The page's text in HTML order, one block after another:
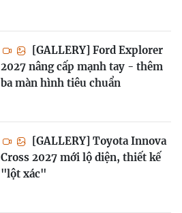
[GALLERY] Ford Explorer
2027 nâng cấp mạnh tay - thêm
ba màn hình tiêu chuẩn
[GALLERY] Toyota Innova
Cross 2027 mới lộ diện, thiết kế
"lột xác"